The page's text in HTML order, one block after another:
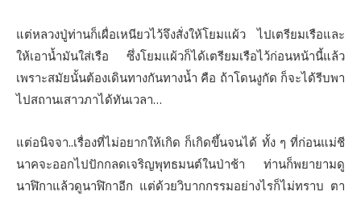
แต่หลวงปู่ท่านก็เผื่อเหนียวไว้จึงสั่งให้โยมแผ้ว ไปเตรียมเรือและ
ให้เอานํ้ามันใส่เรือ ซึ่งโยมแผ้วก็ได้เตรียมเรือไว้ก่อนหน้านี้แล้ว
เพราะสมัยนั้นต้องเดินทางกันทางนํ้า คือ ถ้าโดนงูกัด ก็จะได้รีบพา
ไปสถานเสาวภาได้ทันเวลา…
แต่อนิจจา..เรื่องที่ไม่อยากให้เกิด ก็เกิดขึ้นจนได้ ทั้ง ๆ ที่ก่อนแม่ชี
นาคจะออกไปปักกลดเจริญพุทธมนต์ในป่าช้า ท่านก็พยายามดู
นาฬิกาแล้วดูนาฬิกาอีก แต่ด้วยวิบากกรรมอย่างไรก็ไม่ทราบ ตา